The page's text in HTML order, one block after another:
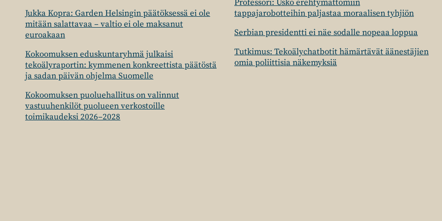
Jukka Kopra: Garden Helsingin päätöksessä ei ole
mitään salattavaa – valtio ei ole maksanut
euroakaan
Kokoomuksen eduskuntaryhmä julkaisi
tekoälyraportin: kymmenen konkreettista päätöstä
ja sadan päivän ohjelma Suomelle
Kokoomuksen puoluehallitus on valinnut
vastuuhenkilöt puolueen verkostoille
toimikaudeksi 2026–2028
Professori: Usko erehtymättömiin
tappajarobotteihin paljastaa moraalisen tyhjiön
Serbian presidentti ei näe sodalle nopeaa loppua
Tutkimus: Tekoälychatbotit hämärtävät äänestäjien
omia poliittisia näkemyksiä